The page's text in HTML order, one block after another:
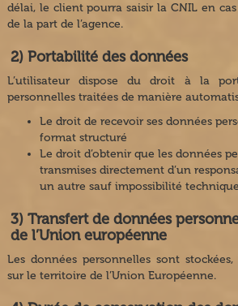
délai, le client pourra saisir la CNIL en cas
de la part de l’agence.
2) Portabilité des données
L’utilisateur dispose du droit à la
personnelles traitées de manière
Le droit de recevoir ses données
format structuré
Le droit d’obtenir que les données
transmises directement d’un
un autre sauf impossibilité
3) Transfert de données
de l’Union européenne
Les données personnelles sont
sur le territoire de l’Union Européenne.